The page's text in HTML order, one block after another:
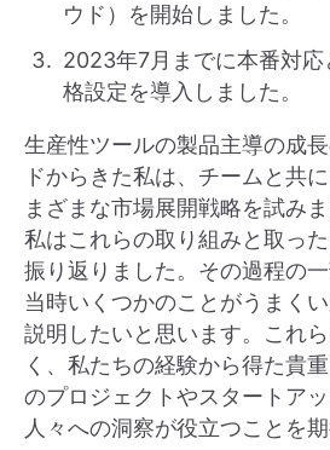
ウド）を開始しました。
2023年7月までに本番対
格設定を導入しました。
生産性ツールの製品主導の成
ドからきた私は、チームと共
まざまな市場展開戦略を試み
私はこれらの取り組みと取っ
振り返りました。その過程の
当時いくつかのことがうまく
説明したいと思います。これ
く、私たちの経験から得た貴
のプロジェクトやスタートア
人々への洞察が役立つことを期